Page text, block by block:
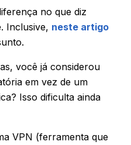
no que diz
Inclusive, neste artigo
você já considerou
em vez de um
Isso dificulta ainda
VPN (ferramenta que